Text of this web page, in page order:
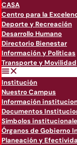
CASA
Centro para la
Deporte y Recreación
Desarrollo Humano
Directorio Bienestar
Información y Políticas
Transporte y Movilidad
Institución
Nuestro Campus
Información
Documentos
Símbolos
Órganos de Gobierno
Planeación y